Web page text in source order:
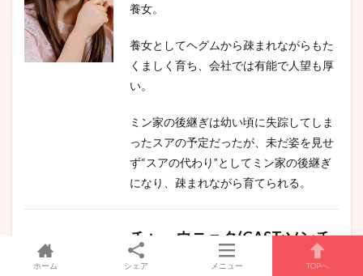
養女。
養女としてヘグムから疎まれながらもた
くましく育ち、会社では有能で人望も厚
い。
ミン家の後継ぎは幼い頃に失踪してしま
ったスアの予定だったが、未だ姿を見せ
ず“スアの代わり”としてミン家の後継ぎ
になり、疎まれながら育てられる。
チャ・ウニョク(CAST:ソンチ
ャン)
ホーム シェア メニュー TOPへ